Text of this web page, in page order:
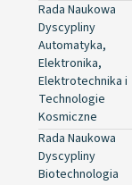
Rada Naukowa
Dyscypliny
Automatyka,
Elektronika,
Elektrotechnika i
Technologie
Kosmiczne
Rada Naukowa
Dyscypliny
Biotechnologia